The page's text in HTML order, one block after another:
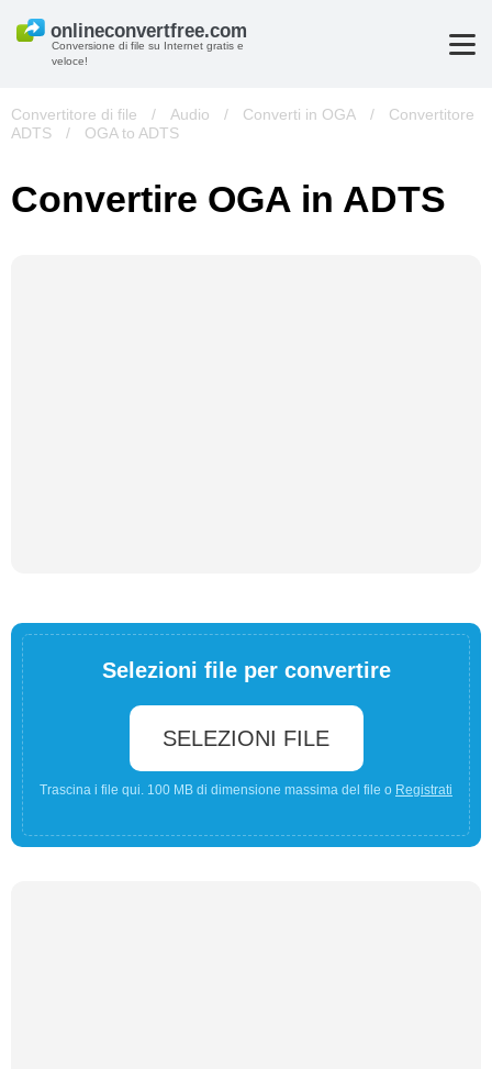
Conversione di file su Internet gratis e
veloce!
Convertitore di file / Audio / Converti in OGA /
Convertitore
ADTS
/ OGA to ADTS
Convertire OGA in ADTS
Selezioni file per convertire
SELEZIONI FILE
Trascina i file qui. 100 MB di dimensione massima del file o Registrati